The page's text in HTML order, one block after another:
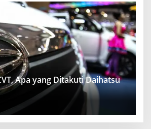
Apa yang Ditakuti Daihatsu